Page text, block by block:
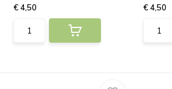
€ 4,50
€ 4,50